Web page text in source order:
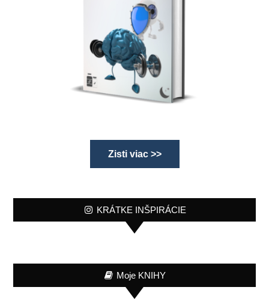
Zisti viac >>
KRÁTKE INŠPIRÁCIE
Moje KNIHY